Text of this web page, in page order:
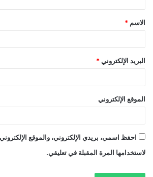
الاسم *
البريد الإلكتروني *
الموقع الإلكتروني
احفظ اسمي، بريدي الإلكتروني، والموقع
لاستخدامها المرة المقبلة في تعليقي.